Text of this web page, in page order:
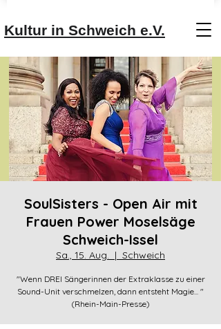
Kultur in Schweich e.V.
SoulSisters - Open Air mit
Frauen Power Moselsäge
Schweich-Issel
Sa., 15. Aug.
  |
Schweich
"Wenn DREI Sängerinnen der Extraklasse zu einer
Sound-Unit verschmelzen, dann entsteht Magie... "
(Rhein-Main-Presse)